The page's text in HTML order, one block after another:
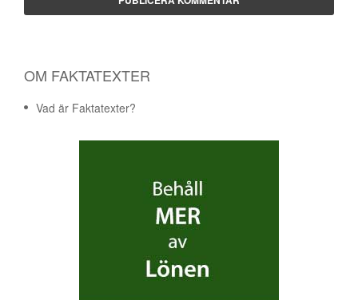
OM FAKTATEXTER
Vad är Faktatexter?